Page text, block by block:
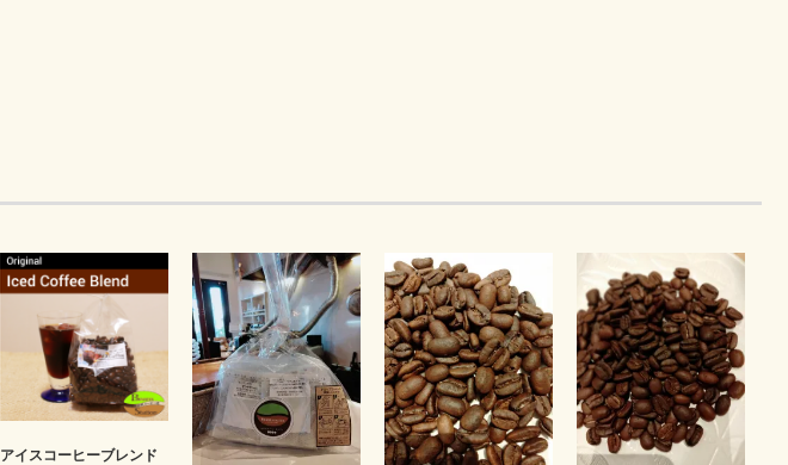
アイスコーヒーブレンド